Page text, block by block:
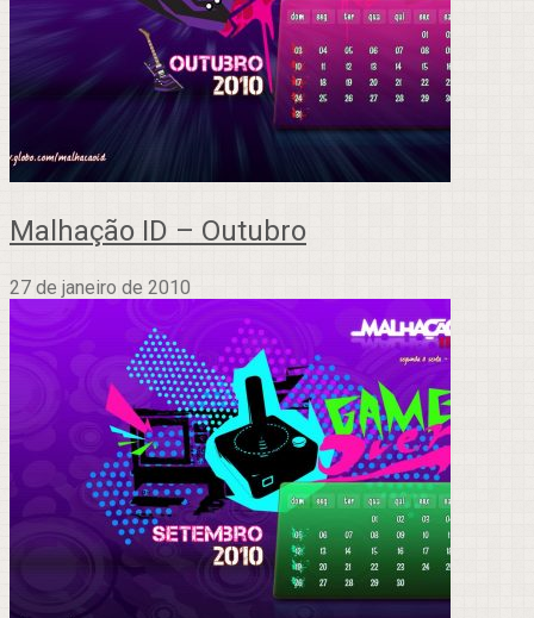
Malhação ID – Outubro
27 de janeiro de 2010